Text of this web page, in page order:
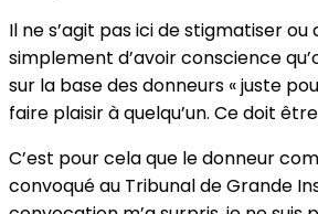
Il ne s’agit pas ici de stigmatiser
simplement d’avoir conscience
sur la base des donneurs « juste
faire plaisir à quelqu’un. Ce doit
C’est pour cela que le donneur
convoqué au Tribunal de Grande